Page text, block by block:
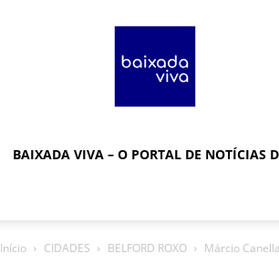
Viva
BAIXADA VIVA – O PORTAL DE NOTÍCIAS
Início CIDADES BELFORD ROXO Márcio